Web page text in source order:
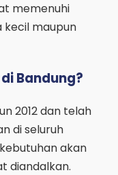
memenuhi
kecil maupun
Bandung?
2012 dan telah
di seluruh
akan
diandalkan.